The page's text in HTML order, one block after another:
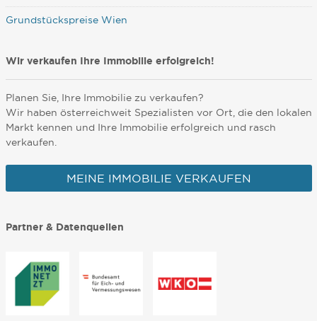
Grundstückspreise Wien
Wir verkaufen Ihre Immobilie erfolgreich!
Planen Sie, Ihre Immobilie zu verkaufen?
Wir haben österreichweit Spezialisten vor Ort, die den lokalen
Markt kennen und Ihre Immobilie erfolgreich und rasch
verkaufen.
MEINE IMMOBILIE VERKAUFEN
Partner & Datenquellen